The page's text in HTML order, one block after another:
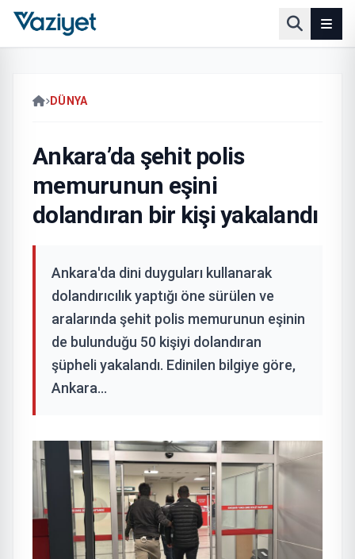
DÜNYA
Ankara’da şehit polis
memurunun eşini
dolandıran bir kişi yakalandı
Ankara'da dini duyguları kullanarak
dolandırıcılık yaptığı öne sürülen ve
aralarında şehit polis memurunun eşinin
de bulunduğu 50 kişiyi dolandıran
şüpheli yakalandı. Edinilen bilgiye göre,
Ankara...